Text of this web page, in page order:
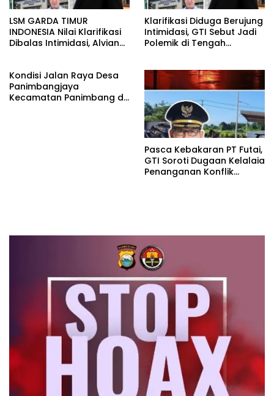
LSM GARDA TIMUR
INDONESIA Nilai Klarifikasi
Dibalas Intimidasi, Alvian
KUHAP pasal 108 ayat 1
Klarifikasi Diduga Berujung
Intimidasi, GTI Sebut Jadi
Polemik di Tengah
Kondisi Jalan Raya Desa
Panimbangjaya
Kecamatan Panimbang di
Pasca Kebakaran PT Futai,
GTI Soroti Dugaan Kelalaia
Penanganan Konflik